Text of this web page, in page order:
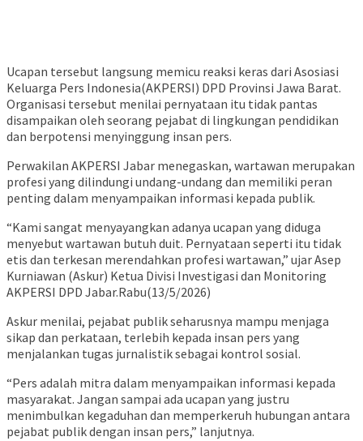
Ucapan tersebut langsung memicu reaksi keras dari Asosiasi
Keluarga Pers Indonesia(AKPERSI) DPD Provinsi Jawa Barat.
Organisasi tersebut menilai pernyataan itu tidak pantas
disampaikan oleh seorang pejabat di lingkungan pendidikan
dan berpotensi menyinggung insan pers.
Perwakilan AKPERSI Jabar menegaskan, wartawan merupakan
profesi yang dilindungi undang-undang dan memiliki peran
penting dalam menyampaikan informasi kepada publik.
“Kami sangat menyayangkan adanya ucapan yang diduga
menyebut wartawan butuh duit. Pernyataan seperti itu tidak
etis dan terkesan merendahkan profesi wartawan,” ujar Asep
Kurniawan (Askur) Ketua Divisi Investigasi dan Monitoring
AKPERSI DPD Jabar.Rabu(13/5/2026)
Askur menilai, pejabat publik seharusnya mampu menjaga
sikap dan perkataan, terlebih kepada insan pers yang
menjalankan tugas jurnalistik sebagai kontrol sosial.
“Pers adalah mitra dalam menyampaikan informasi kepada
masyarakat. Jangan sampai ada ucapan yang justru
menimbulkan kegaduhan dan memperkeruh hubungan antara
pejabat publik dengan insan pers,” lanjutnya.